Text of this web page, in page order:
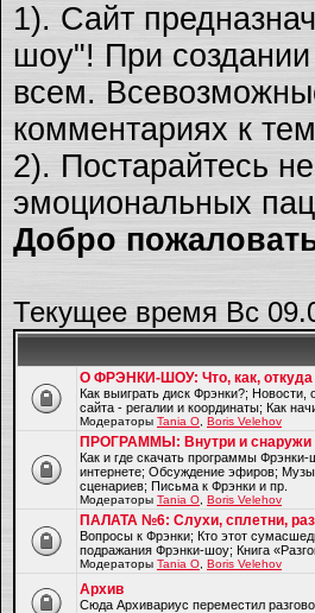
1). Сайт
шоу"! При создании
всем.
комментариях к
2). Постарайтесь
эмоциональных
Добро
Текущее время Вс
О ФРЭНКИ-ШОУ: Что, как, откуда
Как выиграть диск Фрэнки?;
сайта - регалии и координаты; Как
Модераторы Tania O Boris Velehov
ПРОГРАММЫ: Внутри и снаружи
Как и где скачать программы
интернете; Обсуждение эфиров;
сценариев; Письма к Фрэнки и пр.
Модераторы Tania O Boris Velehov
ПАЛАТА №6: Слухи, сплетни,
Вопросы к Фрэнки; Кто этот
подражания Фрэнки-шоу; Книга
Модераторы Tania O Boris Velehov
Архив
Cюда Архивариус переместил